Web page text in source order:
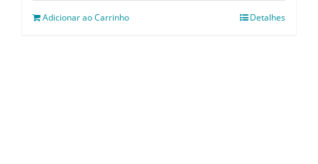
Adicionar ao Carrinho Detalhes